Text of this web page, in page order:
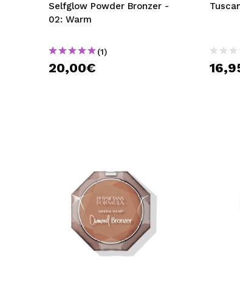
Selfglow Powder Bronzer -
02: Warm
(1)
20,00€